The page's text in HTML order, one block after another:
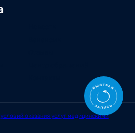
оказания услуг медицинскими